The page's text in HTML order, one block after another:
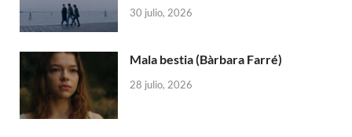
30 julio, 2026
Mala bestia (Bàrbara Farré)
28 julio, 2026